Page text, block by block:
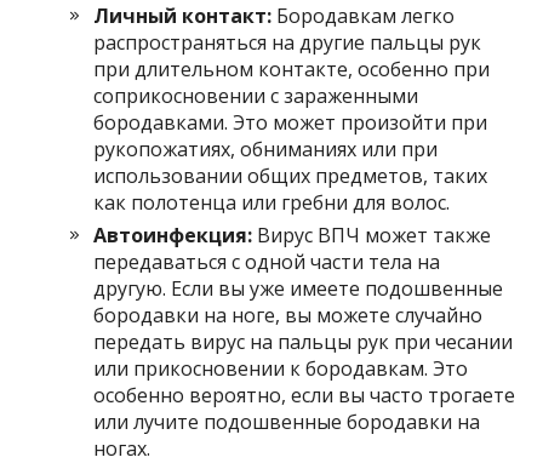
Личный контакт: Бородавкам легко
распространяться на другие пальцы рук
при длительном контакте, особенно при
соприкосновении с зараженными
бородавками. Это может произойти при
рукопожатиях, обниманиях или при
использовании общих предметов, таких
как полотенца или гребни для волос.
Автоинфекция: Вирус ВПЧ может также
передаваться с одной части тела на
другую. Если вы уже имеете подошвенные
бородавки на ноге, вы можете случайно
передать вирус на пальцы рук при чесании
или прикосновении к бородавкам. Это
особенно вероятно, если вы часто трогаете
или лучите подошвенные бородавки на
ногах.